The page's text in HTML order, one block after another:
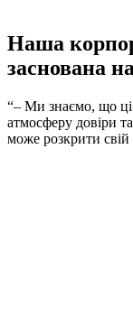
Наша
заснована
“– Ми знаємо, що
атмосферу довіри
може розкрити свій